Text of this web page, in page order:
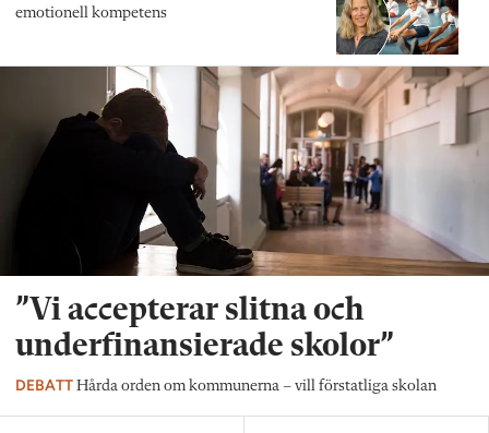
emotionell kompetens
”Vi accepterar slitna och
underfinansierade skolor”
DEBATT Hårda orden om kommunerna – vill förstatliga skolan